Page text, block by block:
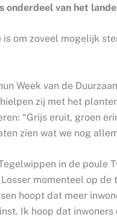
onderdeel van het
om zoveel mogelijk
Week van de
zij met het
“Grijs eruit, groen
zien wat we nog
in de poule
momenteel op
hoopt dat meer
Ik hoop dat